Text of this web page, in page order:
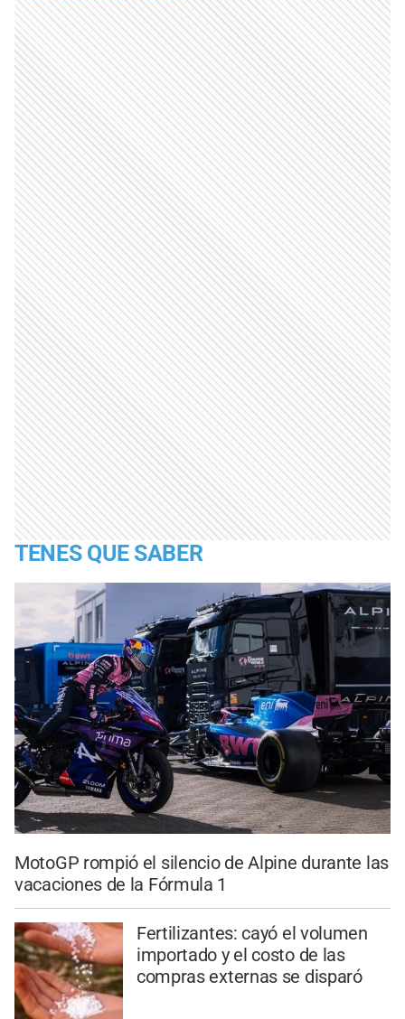
TENES QUE SABER
MotoGP rompió el silencio de Alpine durante las
vacaciones de la Fórmula 1
Fertilizantes: cayó el volumen
importado y el costo de las
compras externas se disparó